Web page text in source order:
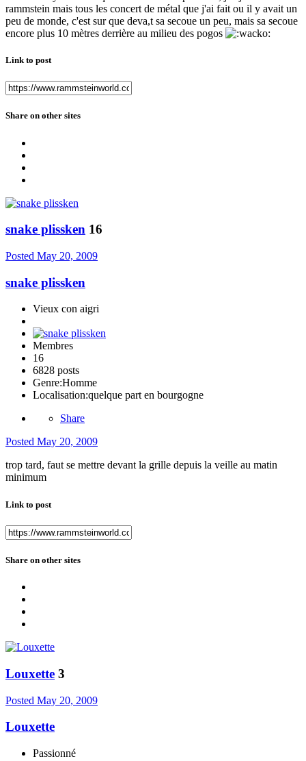
rammstein mais tous les concert de métal que j'ai fait ou il y avait un
peu de monde, c'est sur que deva,t sa secoue un peu, mais sa secoue
encore plus 10 mètres derrière au milieu des pogos
Link to post
Share on other sites
snake plissken 16
Posted May 20, 2009
snake plissken
Vieux con aigri
Membres
16
6828 posts
Genre:Homme
Localisation:quelque part en bourgogne
Share
Posted May 20, 2009
trop tard, faut se mettre devant la grille depuis la veille au matin
minimum
Link to post
Share on other sites
Louxette 3
Posted May 20, 2009
Louxette
Passionné